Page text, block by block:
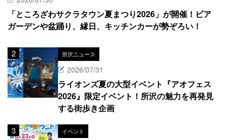
「ところざわサクラタウン夏まつり2026」が開催！ビア
ガーデンや盆踊り、縁日、キッチンカーが勢ぞろい！
所沢ニュース
2026/07/31
ライオンズ夏の大型イベント『アオフェス
2026』限定イベント！所沢の魅力を再発見
する街歩き企画
イベント